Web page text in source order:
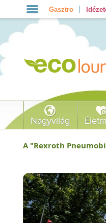
Gasztro
Nagyvilág
A "Rexroth